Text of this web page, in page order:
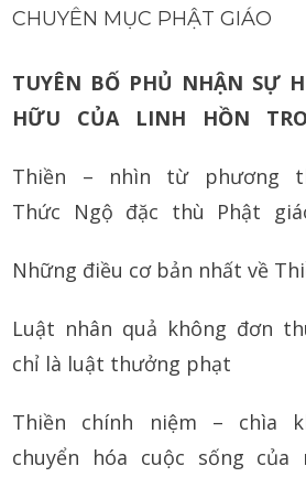
CHUYÊN MỤC PHẬT GIÁO
TUYÊN BỐ PHỦ NHẬN SỰ
HỮU CỦA LINH HỒN
Thiền – nhìn từ phương
Thức Ngộ đặc thù Phật
Những điều cơ bản nhất về
Luật nhân quả không đơn
chỉ là luật thưởng phạt
Thiền chính niệm – chìa
chuyển hóa cuộc sống của